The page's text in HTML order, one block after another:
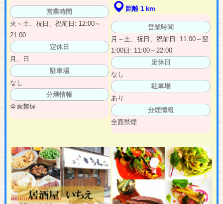
営業時間
火～土、祝日、祝前日: 12:00～
21:00
定休日
月、日
駐車場
なし
分煙情報
全面禁煙
距離 1 km
営業時間
月～土、祝日、祝前日: 11:00～翌
1:00日: 11:00～22:00
定休日
なし
駐車場
あり
分煙情報
全面禁煙